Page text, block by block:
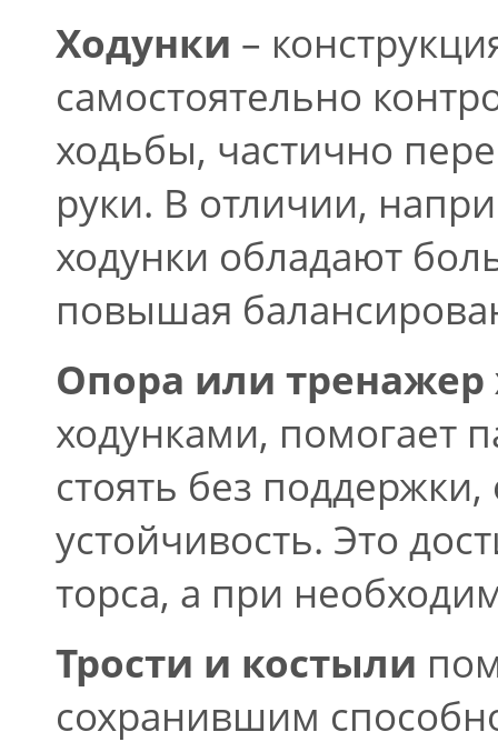
Ходунки –
самостоятельно
ходьбы, частично
руки. В отличии,
ходунки обладают
повышая
Опора или тренажер
ходунками, помогает
стоять без
устойчивость. Это
торса, а при
Трости и костыли
сохранившим